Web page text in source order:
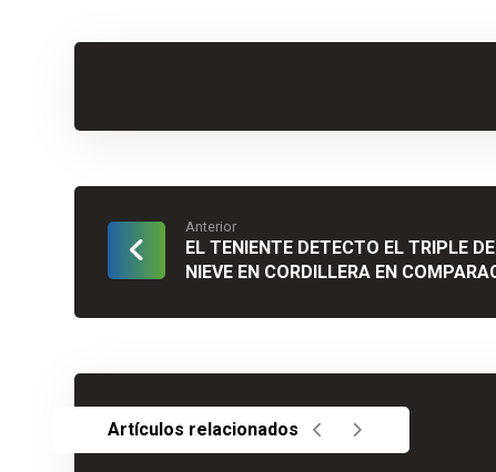
Anterior
EL TENIENTE DETECTO EL TRIPLE
NIEVE EN CORDILLERA EN
Artículos relacionados